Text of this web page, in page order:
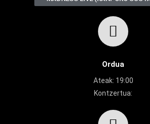
Ordua
Ateak: 19:00
Kontzertua: